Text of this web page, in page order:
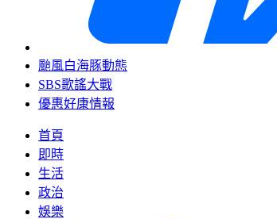
颱風白海豚動態
SBS歌謠大戰
優惠好康情報
首頁
即時
生活
政治
娛樂